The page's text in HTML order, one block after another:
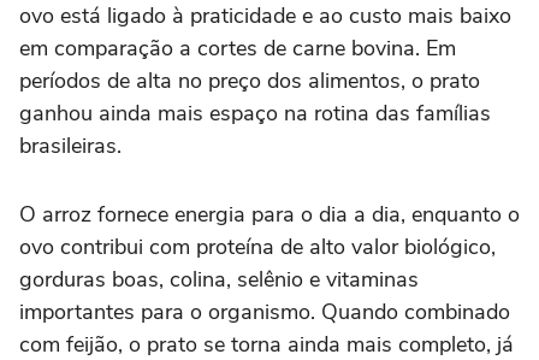
ovo está ligado à praticidade e ao custo mais baixo
em comparação a cortes de carne bovina. Em
períodos de alta no preço dos alimentos, o prato
ganhou ainda mais espaço na rotina das famílias
brasileiras.
O arroz fornece energia para o dia a dia, enquanto o
ovo contribui com proteína de alto valor biológico,
gorduras boas, colina, selênio e vitaminas
importantes para o organismo. Quando combinado
com feijão, o prato se torna ainda mais completo, já